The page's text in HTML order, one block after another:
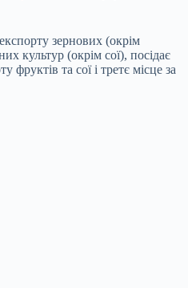
зернових (окрім
культур (окрім сої), посідає
фруктів та сої і третє місце за